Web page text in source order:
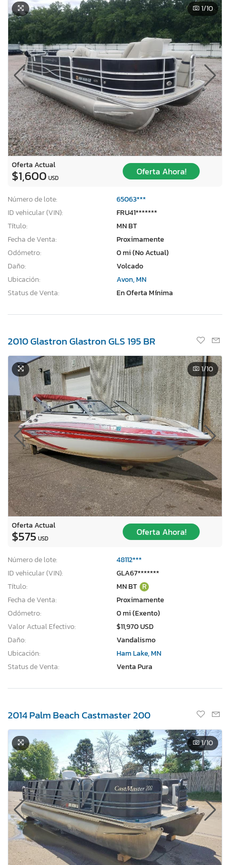
1/10
Oferta Actual
$1,600 USD
Oferta Ahora!
Número de lote:
65063***
ID vehicular (VIN):
FRU41*******
Título:
MN BT
Fecha de Venta:
Proximamente
Odómetro:
0 mi (No Actual)
Daño:
Volcado
Ubicación:
Avon, MN
Status de Venta:
En Oferta Mínima
2010 Glastron Glastron GLS 195 BR
1/10
Oferta Actual
$575 USD
Oferta Ahora!
Número de lote:
48112***
ID vehicular (VIN):
GLA67*******
Título:
MN BT R
Fecha de Venta:
Proximamente
Odómetro:
0 mi (Exento)
Valor Actual Efectivo:
$11,970 USD
Daño:
Vandalismo
Ubicación:
Ham Lake, MN
Status de Venta:
Venta Pura
2014 Palm Beach Castmaster 200
1/10